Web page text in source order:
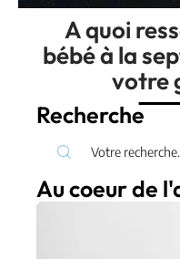
A quoi
bébé à la
votre
Recherche
Au coeur de